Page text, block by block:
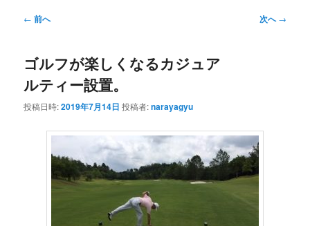
投
ビ
ー
シ
← 前へ 次へ→
ゴルフが楽しくなるカジュア
ルティー設置。
投稿日時:2019年7月14日 投稿者:narayagyu